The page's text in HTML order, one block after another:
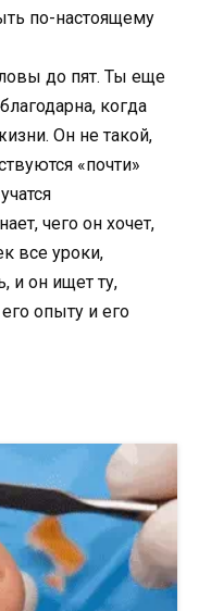
по-настоящему
до пят. Ты еще
когда
Он не такой,
«почти»
чего он хочет,
все уроки,
и он ищет ту,
опыту и его